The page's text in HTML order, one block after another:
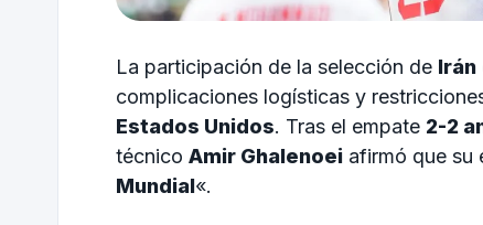
La participación de la selección de Irán
complicaciones logísticas y
Estados Unidos. Tras el empate 2-2
técnico Amir Ghalenoei afirmó que su
Mundial«.